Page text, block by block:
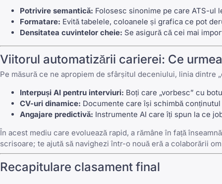
Potrivire semantică: Folosesc sinonime pe care ATS-
Formatare: Evită tabelele, coloanele și grafica ce pot
Densitatea cuvintelor cheie: Se asigură că cei mai
Viitorul automatizării carierei: Ce
Pe măsură ce ne apropiem de sfârșitul deceniului, linia dintre
Interpuși AI pentru interviuri: Boți care „vorbesc” cu
CV-uri dinamice: Documente care își schimbă
Angajare predictivă: Instrumente AI care îți spun la ce
În acest mediu care evoluează rapid, a rămâne în față
scrisoare; te ajută să navighezi într-o nouă eră a colaborării
Recapitulare clasament final